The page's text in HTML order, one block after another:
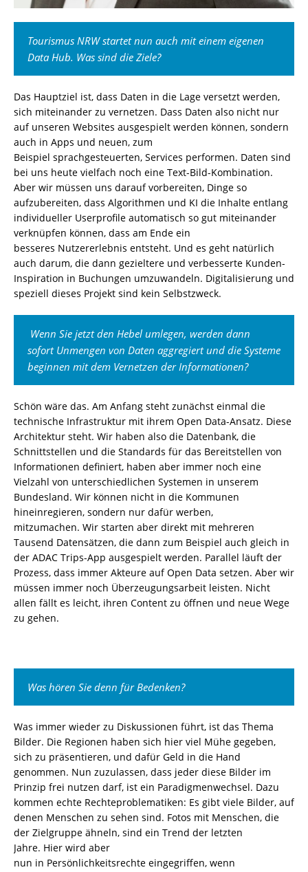
Tourismus NRW startet nun auch mit einem eigenen
Data Hub. Was sind die Ziele?
Das Hauptziel ist, dass Daten in die Lage versetzt werden,
sich miteinander zu vernetzen. Dass Daten also nicht nur
auf unseren Websites ausgespielt werden können, sondern
auch in Apps und neuen, zum
Beispiel sprachgesteuerten, Services performen. Daten sind
bei uns heute vielfach noch eine Text-Bild-Kombination.
Aber wir müssen uns darauf vorbereiten, Dinge so
aufzubereiten, dass Algorithmen und KI die Inhalte entlang
individueller Userprofile automatisch so gut miteinander
verknüpfen können, dass am Ende ein
besseres Nutzererlebnis entsteht. Und es geht natürlich
auch darum, die dann gezieltere und verbesserte Kunden-
Inspiration in Buchungen umzuwandeln. Digitalisierung und
speziell dieses Projekt sind kein Selbstzweck.
Wenn Sie jetzt den Hebel umlegen, werden dann
sofort Unmengen von Daten aggregiert und die Systeme
beginnen mit dem Vernetzen der Informationen?
Schön wäre das. Am Anfang steht zunächst einmal die
technische Infrastruktur mit ihrem Open Data-Ansatz. Diese
Architektur steht. Wir haben also die Datenbank, die
Schnittstellen und die Standards für das Bereitstellen von
Informationen definiert, haben aber immer noch eine
Vielzahl von unterschiedlichen Systemen in unserem
Bundesland. Wir können nicht in die Kommunen
hineinregieren, sondern nur dafür werben,
mitzumachen. Wir starten aber direkt mit mehreren
Tausend Datensätzen, die dann zum Beispiel auch gleich in
der ADAC Trips-App ausgespielt werden. Parallel läuft der
Prozess, dass immer Akteure auf Open Data setzen. Aber wir
müssen immer noch Überzeugungsarbeit leisten. Nicht
allen fällt es leicht, ihren Content zu öffnen und neue Wege
zu gehen.
Was hören Sie denn für Bedenken?
Was immer wieder zu Diskussionen führt, ist das Thema
Bilder. Die Regionen haben sich hier viel Mühe gegeben,
sich zu präsentieren, und dafür Geld in die Hand
genommen. Nun zuzulassen, dass jeder diese Bilder im
Prinzip frei nutzen darf, ist ein Paradigmenwechsel. Dazu
kommen echte Rechteproblematiken: Es gibt viele Bilder, auf
denen Menschen zu sehen sind. Fotos mit Menschen, die
der Zielgruppe ähneln, sind ein Trend der letzten
Jahre. Hier wird aber
nun in Persönlichkeitsrechte eingegriffen, wenn